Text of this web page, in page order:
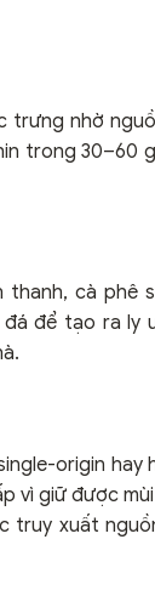
trưng nhờ
trong 30–60
cà phê
để tạo ra ly
origin
vì giữ được
truy xuất